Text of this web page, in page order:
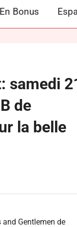
Bonus
samedi
de
la belle
Gentlemen de